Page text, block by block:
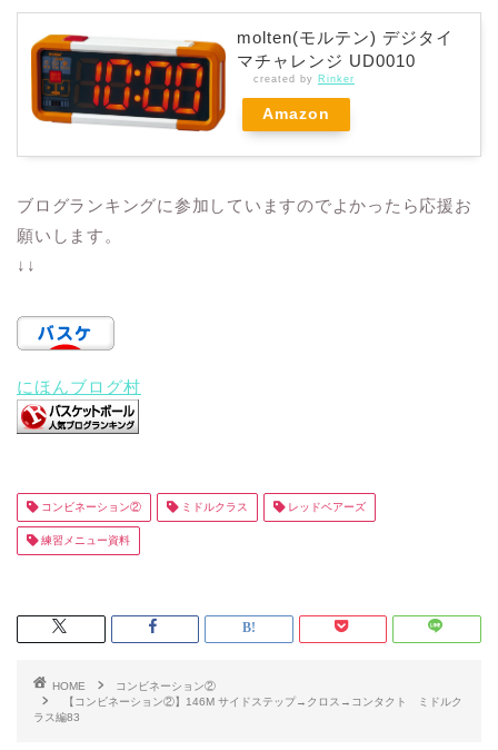
molten(モルテン) デジタイ
マチャレンジ UD0010
created by Rinker
Amazon
ブログランキングに参加していますのでよかったら応援お
願いします。
↓↓
にほんブログ村
コンビネーション② ミドルクラス レッドベアーズ
練習メニュー資料
HOME
コンビネーション②
【コンビネーション②】146M サイドステップ→クロス→コンタクト ミドルク
ラス編83